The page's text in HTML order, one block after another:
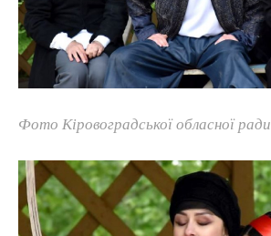
Фото Кіровоградської обласної ради